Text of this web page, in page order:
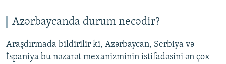
Azərbaycanda durum necədir?
Araşdırmada bildirilir ki, Azərbaycan, Serbiya və
İspaniya bu nəzarət mexanizminin istifadəsini ən çox